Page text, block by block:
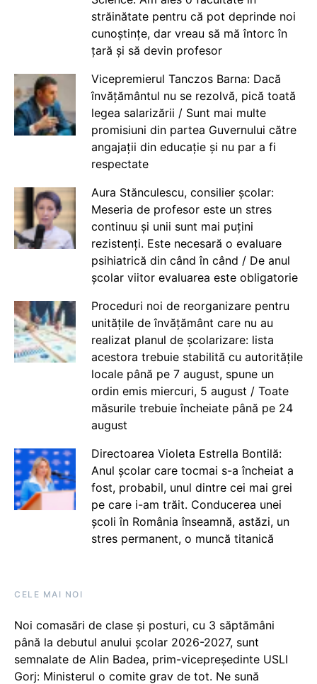
străinătate pentru că pot deprinde noi
cunoștințe, dar vreau să mă întorc în
țară și să devin profesor
Vicepremierul Tanczos Barna: Dacă
învățământul nu se rezolvă, pică toată
legea salarizării / Sunt mai multe
promisiuni din partea Guvernului către
angajații din educație și nu par a fi
respectate
Aura Stănculescu, consilier școlar:
Meseria de profesor este un stres
continuu și unii sunt mai puțini
rezistenți. Este necesară o evaluare
psihiatrică din când în când / De anul
școlar viitor evaluarea este obligatorie
Proceduri noi de reorganizare pentru
unitățile de învățământ care nu au
realizat planul de școlarizare: lista
acestora trebuie stabilită cu autoritățile
locale până pe 7 august, spune un
ordin emis miercuri, 5 august / Toate
măsurile trebuie încheiate până pe 24
august
Directoarea Violeta Estrella Bontilă:
Anul școlar care tocmai s-a încheiat a
fost, probabil, unul dintre cei mai grei
pe care i-am trăit. Conducerea unei
școli în România înseamnă, astăzi, un
stres permanent, o muncă titanică
CELE MAI NOI
Noi comasări de clase și posturi, cu 3 săptămâni
până la debutul anului școlar 2026-2027, sunt
semnalate de Alin Badea, prim-vicepreședinte USLI
Gorj: Ministerul o comite grav de tot. Ne sună